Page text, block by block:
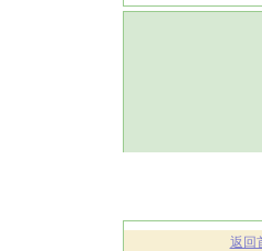
返回